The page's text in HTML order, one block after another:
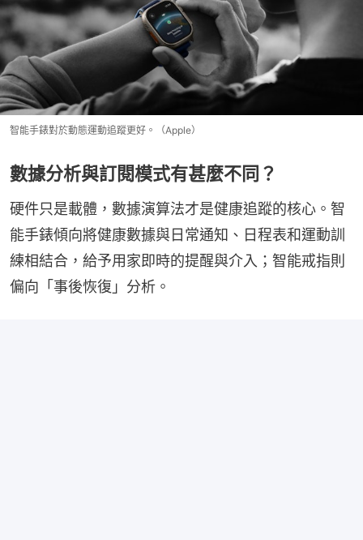
智能手錶對於動態運動追蹤更好。（Apple）
數據分析與訂閱模式有甚麼不同？
硬件只是載體，數據演算法才是健康追蹤的核心。智
能手錶傾向將健康數據與日常通知、日程表和運動訓
練相結合，給予用家即時的提醒與介入；智能戒指則
偏向「事後恢復」分析。